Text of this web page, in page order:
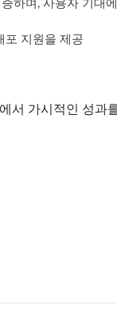
포 지원을 제공
서 가시적인 성과